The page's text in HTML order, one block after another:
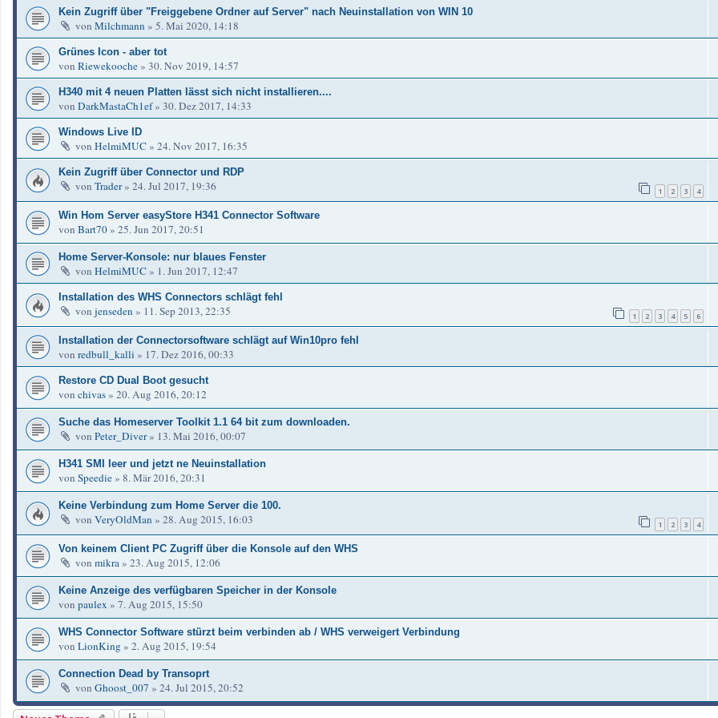
Kein Zugriff über "Freiggebene Ordner auf Server" nach Neuinstallation von WIN 10
von Milchmann » 5. Mai 2020, 14:18
Grünes Icon - aber tot
von Riewekooche» 30. Nov 2019, 14:57
H340 mit 4 neuen Platten lässt sich nicht installieren....
von DarkMastaCh1ef» 30. Dez 2017, 14:33
Windows Live ID
von HelmiMUC» 24. Nov 2017, 16:35
Kein Zugriff über Connector und RDP
von Trader» 24. Jul 2017, 19:36 1 2 3 4
Win Hom Server easyStore H341 Connector Software
von Bart70» 25. Jun 2017, 20:51
Home Server-Konsole: nur blaues Fenster
von HelmiMUC» 1. Jun 2017, 12:47
Installation des WHS Connectors schlägt fehl
von jenseden » 11. Sep 2013, 22:35 1 2 3 4 5 6
Installation der Connectorsoftware schlägt auf Win10pro fehl
von redbull_kalli » 17. Dez 2016, 00:33
Restore CD Dual Boot gesucht
von chivas» 20. Aug 2016, 20:12
Suche das Homeserver Toolkit 1.1 64 bit zum downloaden.
von Peter_Diver» 13. Mai 2016, 00:07
H341 SMI leer und jetzt ne Neuinstallation
von Speedie» 8. Mär 2016, 20:31
Keine Verbindung zum Home Server die 100.
von VeryOldMan » 28. Aug 2015, 16:03 1 2 3 4
Von keinem Client PC Zugriff über die Konsole auf den WHS
von mikra» 23. Aug 2015, 12:06
Keine Anzeige des verfügbaren Speicher in der Konsole
von paulex » 7. Aug 2015, 15:50
WHS Connector Software stürzt beim verbinden ab / WHS verweigert Verbindung
von LionKing » 2. Aug 2015, 19:54
Connection Dead by Transoprt
von Ghoost_007 » 24. Jul 2015, 20:52